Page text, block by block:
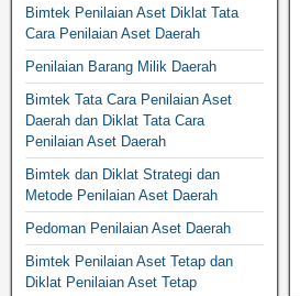
Bimtek Penilaian Aset Diklat Tata
Cara Penilaian Aset Daerah
Penilaian Barang Milik Daerah
Bimtek Tata Cara Penilaian Aset
Daerah dan Diklat Tata Cara
Penilaian Aset Daerah
Bimtek dan Diklat Strategi dan
Metode Penilaian Aset Daerah
Pedoman Penilaian Aset Daerah
Bimtek Penilaian Aset Tetap dan
Diklat Penilaian Aset Tetap